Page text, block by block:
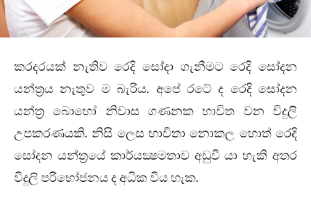
කරදරයක් නැතිව රෙදි සෝදා ගැනීමට රෙදි සෝදන
යන්ත්‍රය නැතුව ම බැරිය. අපේ රටේ ද රෙදි සෝදන
යන්ත්‍ර බොහෝ නිවාස ගණනක භාවිත වන විදුලි
උපකරණයකි. නිසි ලෙස භාවිතා නොකල හොත් රෙදි
සෝදන යන්ත්‍රයේ කාර්යක්‍ෂමතාව අඩුවී යා හැකි අතර
විදුලි පරිභෝජනය ද අධික විය හැක.